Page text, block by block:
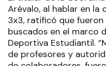
Arévalo, al hablar en la
3x3, ratificó que
buscados en el marco
Deportiva Estudiantil.
de profesores y